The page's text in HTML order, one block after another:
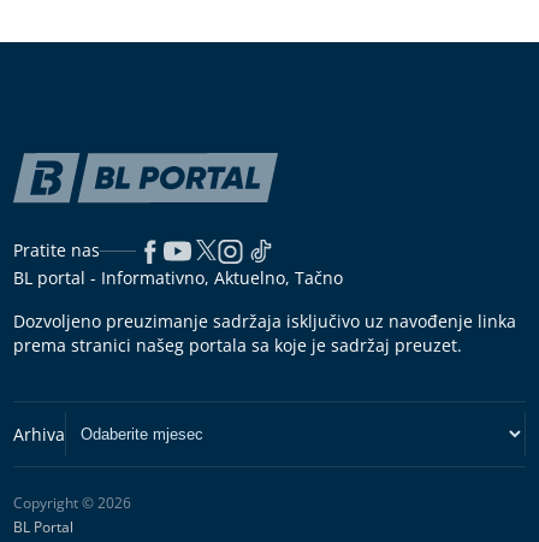
Pratite nas
BL portal - Informativno, Aktuelno, Tačno
Dozvoljeno preuzimanje sadržaja isključivo uz navođenje linka
prema stranici našeg portala sa koje je sadržaj preuzet.
Copyright © 2026
BL Portal